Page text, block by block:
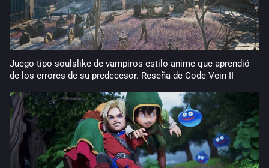
Juego tipo soulslike de vampiros estilo anime que aprendió
de los errores de su predecesor. Reseña de Code Vein II